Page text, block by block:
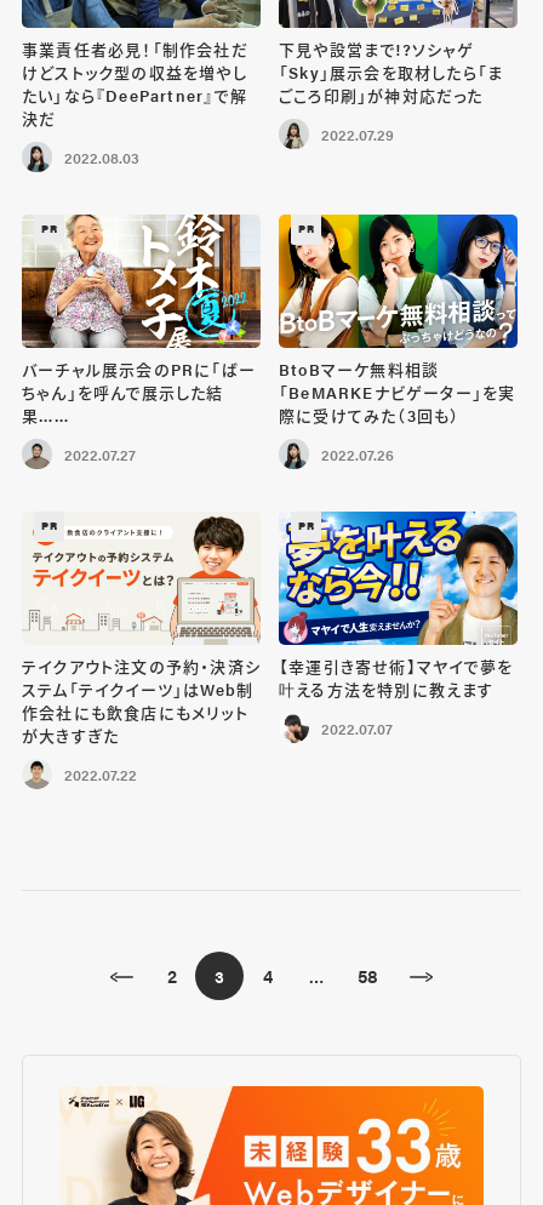
事業責任者必見！「制作会社だ
けどストック型の収益を増やし
たい」なら『DeePartner』で解
決だ
2022.08.03
下見や設営まで!?ソシャゲ
「Sky」展示会を取材したら「ま
ごころ印刷」が神対応だった
2022.07.29
PR
バーチャル展示会のPRに「ばー
ちゃん」を呼んで展示した結
果……
2022.07.27
PR
BtoBマーケ無料相談
「BeMARKEナビゲーター」を実
際に受けてみた（3回も）
2022.07.26
PR
テイクアウト注文の予約・決済シ
ステム「テイクイーツ」はWeb制
作会社にも飲食店にもメリット
が大きすぎた
2022.07.22
PR
【幸運引き寄せ術】マヤイで夢を
叶える方法を特別に教えます
2022.07.07
2 3 4 … 58